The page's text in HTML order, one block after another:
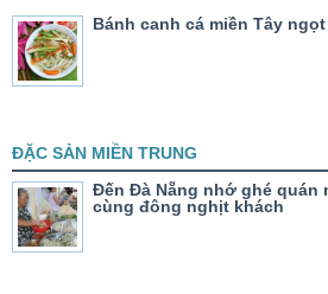
Bánh canh cá miền Tây
ĐẶC SẢN MIỀN TRUNG
Đến Đà Nẵng nhớ ghé quán
cùng đông nghịt khách